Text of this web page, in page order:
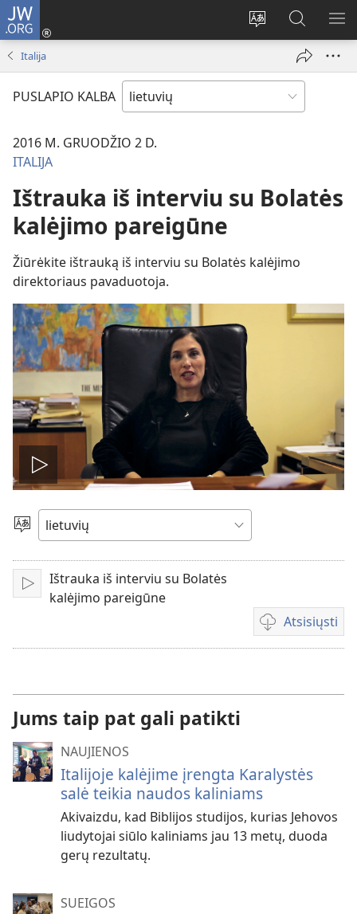
JW.ORG
Pakeisti
svetainės
Prisijungti
(atsiveria Paieška
svetainėje
JW.ORG
Italija
PUSLAPIO KALBA
2016 M. GRUODŽIO 2 D.
ITALIJA
Ištrauka iš interviu su Bolatės
kalėjimo pareigūne
Žiūrėkite ištrauką iš interviu su Bolatės kalėjimo
direktoriaus pavaduotoja.
Leisti
įrašą
Pasirinkite
kalbą
Leisti
Ištrauka iš interviu su Bolatės
kalėjimo pareigūne
Atsisiųsti
Vaizdo
failų
Jums taip pat gali patikti
NAUJIENOS
Italijoje kalėjime įrengta Karalystės
salė teikia naudos kaliniams
Akivaizdu, kad Biblijos studijos, kurias Jehovos
liudytojai siūlo kaliniams jau 13 metų, duoda
gerų rezultatų.
SUEIGOS